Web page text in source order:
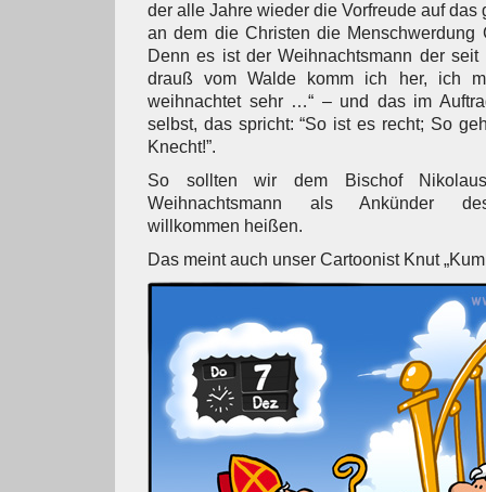
der alle Jahre wieder die Vorfreude auf das
an dem die Christen die Menschwerdung
Denn es ist der Weihnachtsmann der seit
drauß vom Walde komm ich her, ich
weihnachtet sehr …“ – und das im
selbst, das spricht: “So ist es recht; So
Knecht!”.
So sollten wir dem Bischof
Weihnachtsmann als Ankünder
willkommen heißen.
Das meint auch unser Cartoonist Knut